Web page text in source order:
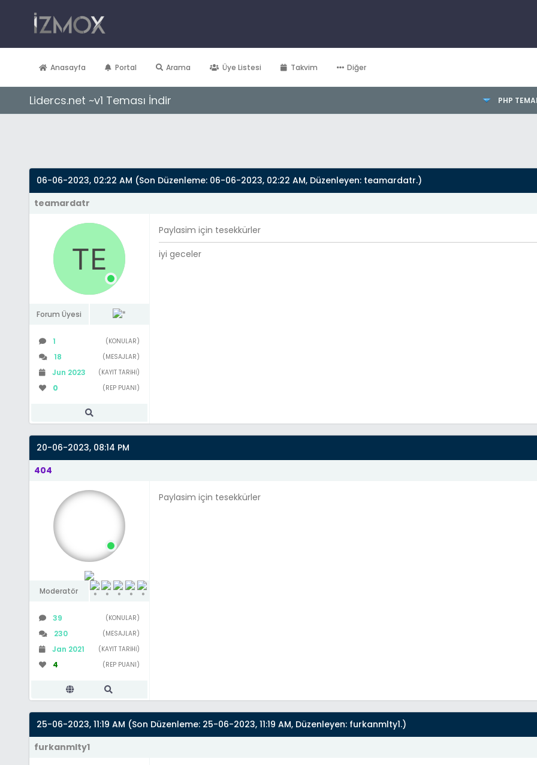
Anasayfa Portal Arama Üye Listesi Takvim Diğer
Lidercs.net ~v1 Teması İndir PHP
Derecelendirme: 0/5 - 0 oy
12
3
4
5
06-06-2023, 02:22 AM (Son Düzenleme: 06-06-2023, 02:22 AM, Düzenleyen: teamardatr.)
teamardatr
Forum Üyesi
1 (KONULAR)
18 (MESAJLAR)
Jun 2023 (KAYIT TARIHI)
0 (REP PUANI)
Paylasim için tesekkürler
iyi geceler
20-06-2023, 08:14 PM
404
Moderatör
39 (KONULAR)
230 (MESAJLAR)
Jan 2021 (KAYIT TARIHI)
4 (REP PUANI)
Paylasim için tesekkürler
25-06-2023, 11:19 AM (Son Düzenleme: 25-06-2023, 11:19 AM, Düzenleyen: furkanmlty1.)
furkanmlty1